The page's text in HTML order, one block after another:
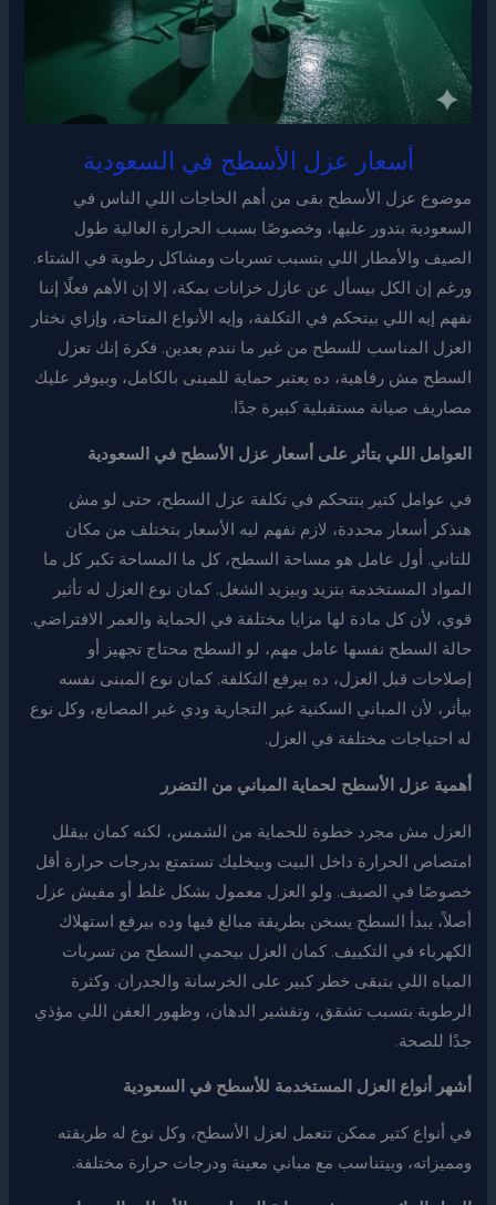
أسعار عزل الأسطح في السعودية
موضوع عزل الأسطح بقى من أهم الحاجات اللي الناس في
السعودية بتدور عليها، وخصوصًا بسبب الحرارة العالية طول
الصيف والأمطار اللي بتسبب تسربات ومشاكل رطوبة في الشتاء.
ورغم إن الكل بيسأل عن عازل خزانات بمكة، إلا إن الأهم فعلًا إننا
نفهم إيه اللي بيتحكم في التكلفة، وإيه الأنواع المتاحة، وإزاي نختار
العزل المناسب للسطح من غير ما نندم بعدين. فكرة إنك تعزل
السطح مش رفاهية، ده يعتبر حماية للمبنى بالكامل، وبيوفر عليك
مصاريف صيانة مستقبلية كبيرة جدًا.
العوامل اللي بتأثر على أسعار عزل الأسطح في السعودية
في عوامل كتير بتتحكم في تكلفة عزل السطح، حتى لو مش
هنذكر أسعار محددة، لازم نفهم ليه الأسعار بتختلف من مكان
للتاني. أول عامل هو مساحة السطح، كل ما المساحة تكبر كل ما
المواد المستخدمة بتزيد وبيزيد الشغل. كمان نوع العزل له تأثير
قوي، لأن كل مادة لها مزايا مختلفة في الحماية والعمر الافتراضي.
حالة السطح نفسها عامل مهم، لو السطح محتاج تجهيز أو
إصلاحات قبل العزل، ده بيرفع التكلفة. كمان نوع المبنى نفسه
بيأثر، لأن المباني السكنية غير التجارية ودي غير المصانع، وكل نوع
له احتياجات مختلفة في العزل.
أهمية عزل الأسطح لحماية المباني من التضرر
العزل مش مجرد خطوة للحماية من الشمس، لكنه كمان بيقلل
امتصاص الحرارة داخل البيت وبيخليك تستمتع بدرجات حرارة أقل
خصوصًا في الصيف. ولو العزل معمول بشكل غلط أو مفيش عزل
أصلاً، يبدأ السطح يسخن بطريقة مبالغ فيها وده بيرفع استهلاك
الكهرباء في التكييف. كمان العزل بيحمي السطح من تسربات
المياه اللي بتبقى خطر كبير على الخرسانة والجدران. وكثرة
الرطوبة بتسبب تشقق، وتقشير الدهان، وظهور العفن اللي مؤذي
جدًا للصحة.
أشهر أنواع العزل المستخدمة للأسطح في السعودية
في أنواع كتير ممكن تتعمل لعزل الأسطح، وكل نوع له طريقته
ومميزاته، وبيتناسب مع مباني معينة ودرجات حرارة مختلفة.